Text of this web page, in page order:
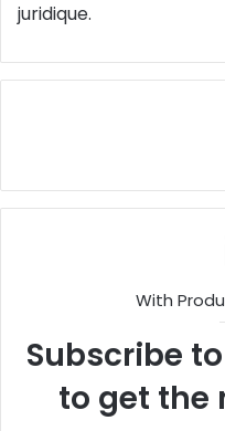
juridique.
With
Subscribe
to get the